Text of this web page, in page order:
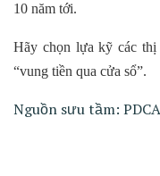
10 năm tới.
Hãy chọn lựa kỹ các thị
“vung tiền qua cửa sổ”.
Nguồn sưu tầm: PDCA